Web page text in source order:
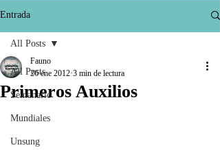
Entrada
All Posts
Semanario
Mundiales
Unsung
All Posts
Primeros Auxilios
Fauno
26 ene 2012 3 min de lectura